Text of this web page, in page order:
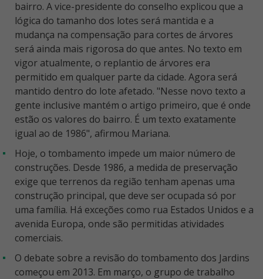
bairro. A vice-presidente do conselho explicou que a
lógica do tamanho dos lotes será mantida e a
mudança na compensação para cortes de árvores
será ainda mais rigorosa do que antes. No texto em
vigor atualmente, o replantio de árvores era
permitido em qualquer parte da cidade. Agora será
mantido dentro do lote afetado. "Nesse novo texto a
gente inclusive mantém o artigo primeiro, que é onde
estão os valores do bairro. É um texto exatamente
igual ao de 1986", afirmou Mariana.
Hoje, o tombamento impede um maior número de
construções. Desde 1986, a medida de preservação
exige que terrenos da região tenham apenas uma
construção principal, que deve ser ocupada só por
uma família. Há exceções como rua Estados Unidos e a
avenida Europa, onde são permitidas atividades
comerciais.
O debate sobre a revisão do tombamento dos Jardins
começou em 2013. Em março, o grupo de trabalho